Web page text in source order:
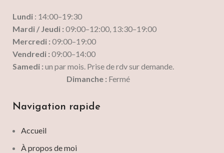
Lundi : 14:00–19:30
Mardi / Jeudi :09:00–12:00, 13:30–19:00
Mercredi :09:00–19:00
Vendredi : 09:00–14:00
Samedi :un par mois. Prise de rdv sur demande.
Dimanche : Fermé
Navigation rapide
Accueil
À propos de moi